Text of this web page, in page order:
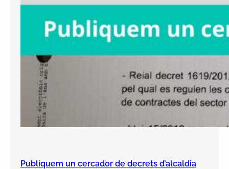
Publiquem un cercador de decrets d’alcaldia